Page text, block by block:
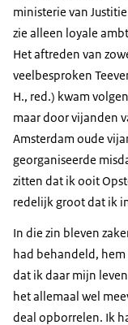
ministerie van
zie alleen loyale
Het aftreden van
veelbesproken
H., red.) kwam
maar door vijanden
Amsterdam oude
georganiseerde
zitten dat ik ooit
redelijk groot dat ik
In die zin bleven
had behandeld, hem
dat ik daar mijn
het allemaal wel
deal opborrelen. Ik